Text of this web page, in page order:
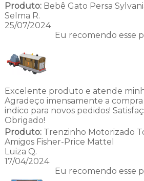
Produto:Bebê Gato Persa
Selma R.
25/07/2024
Eu recomendo esse
Excelente produto e atende
Agradeço imensamente a
indico para novos pedidos!
Obrigado!
Produto:Trenzinho Motorizado
Amigos Fisher-Price Mattel
Luiza Q.
17/04/2024
Eu recomendo esse